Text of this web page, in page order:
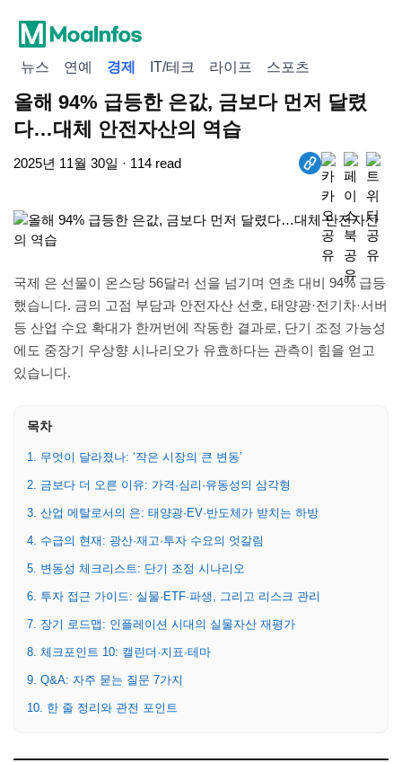
뉴스 연예 경제 IT/테크 라이프 스포츠
올해 94% 급등한 은값, 금보다 먼저 달렸
다…대체 안전자산의 역습
2025년 11월 30일 · 114 read
국제 은 선물이 온스당 56달러 선을 넘기며 연초 대비 94% 급등
했습니다. 금의 고점 부담과 안전자산 선호, 태양광·전기차·서버
등 산업 수요 확대가 한꺼번에 작동한 결과로, 단기 조정 가능성
에도 중장기 우상향 시나리오가 유효하다는 관측이 힘을 얻고
있습니다.
목차
1. 무엇이 달라졌나: ‘작은 시장의 큰 변동’
2. 금보다 더 오른 이유: 가격·심리·유동성의 삼각형
3. 산업 메탈로서의 은: 태양광·EV·반도체가 받치는 하방
4. 수급의 현재: 광산·재고·투자 수요의 엇갈림
5. 변동성 체크리스트: 단기 조정 시나리오
6. 투자 접근 가이드: 실물·ETF·파생, 그리고 리스크 관리
7. 장기 로드맵: 인플레이션 시대의 실물자산 재평가
8. 체크포인트 10: 캘린더·지표·테마
9. Q&A: 자주 묻는 질문 7가지
10. 한 줄 정리와 관전 포인트